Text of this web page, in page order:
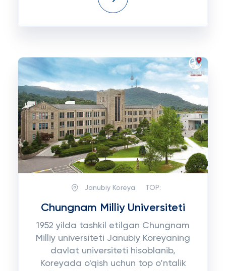
Janubiy Koreya TOP:
Chungnam Milliy Universiteti
1952 yilda tashkil etilgan Chungnam
Milliy universiteti Janubiy Koreyaning
davlat universiteti hisoblanib,
Koreyada o'qish uchun top o’ntalik